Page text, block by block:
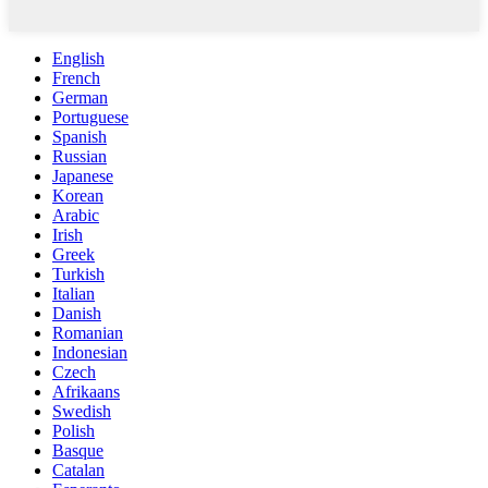
English
French
German
Portuguese
Spanish
Russian
Japanese
Korean
Arabic
Irish
Greek
Turkish
Italian
Danish
Romanian
Indonesian
Czech
Afrikaans
Swedish
Polish
Basque
Catalan